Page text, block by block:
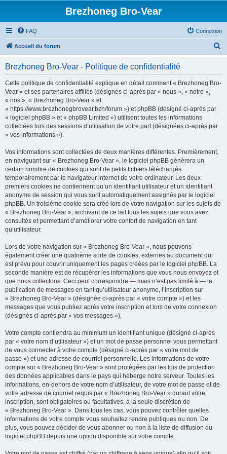
Brezhoneg Bro-Vear
FAQ Connexion
Accueil du forum
Brezhoneg Bro-Vear - Politique de confidentialité
Cette politique de confidentialité explique en détail comment « Brezhoneg Bro-
Vear » et ses partenaires affiliés (désignés ci-après par « nous », « notre »,
« nos », « Brezhoneg Bro-Vear » et
« https://www.brezhonegbrovear.bzh/forum ») et phpBB (désigné ci-après par
« logiciel phpBB » et « phpBB Limited ») utilisent toutes les informations
collectées lors des sessions d’utilisation de votre part (désignées ci-après par
« vos informations »).
Vos informations sont collectées de deux manières différentes. Premièrement,
en naviguant sur « Brezhoneg Bro-Vear », le logiciel phpBB génèrera un
certain nombre de cookies qui sont de petits fichiers téléchargés
temporairement par le navigateur internet de votre ordinateur. Les deux
premiers cookies ne contiennent qu’un identifiant utilisateur et un identifiant
anonyme de session qui vous sont automatiquement assignés par le logiciel
phpBB. Un troisième cookie sera créé lors de votre navigation sur les sujets de
« Brezhoneg Bro-Vear », archivant de ce fait tous les sujets que vous avez
consultés et permettant d’améliorer votre confort de navigation en tant
qu’utilisateur.
Lors de votre navigation sur « Brezhoneg Bro-Vear », nous pouvons
également créer une quatrième sorte de cookies, externes au document qui
est prévu pour couvrir uniquement les pages créées par le logiciel phpBB. La
seconde manière est de récupérer les informations que vous nous envoyez et
que nous collectons. Ceci peut correspondre — mais n’est pas limité à — la
publication de messages en tant qu’utilisateur anonyme, l’inscription sur
« Brezhoneg Bro-Vear » (désignée ci-après par « votre compte ») et les
messages que vous publiez après votre inscription et lors de votre connexion
(désignés ci-après par « vos messages »).
Votre compte contiendra au minimum un identifiant unique (désigné ci-après
par « votre nom d’utilisateur ») et un mot de passe personnel vous permettant
de vous connecter à votre compte (désigné ci-après par « votre mot de
passe ») et une adresse de courriel personnelle. Les informations de votre
compte sur « Brezhoneg Bro-Vear » sont protégées par les lois de protection
des données applicables dans le pays qui héberge notre serveur. Toutes les
informations, en-dehors de votre nom d’utilisateur, de votre mot de passe et de
votre adresse de courriel requis par « Brezhoneg Bro-Vear » durant votre
inscription, sont obligatoires ou facultatives, à la seule discrétion de
« Brezhoneg Bro-Vear ». Dans tous les cas, vous pouvez contrôler quelles
informations de votre compte vous souhaitez rendre publiques ou non. De
plus, vous pouvez décider de vous abonner ou non à la liste de diffusion du
logiciel phpBB depuis une option disponible sur votre compte.